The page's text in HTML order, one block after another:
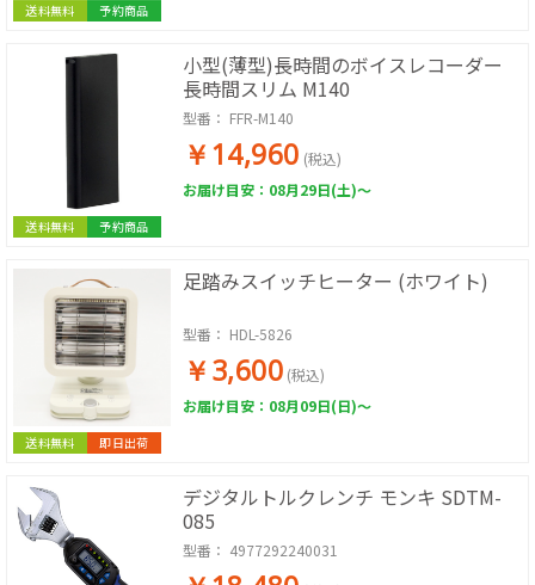
送料無料 予約商品
送料無料 予約商品
小型(薄型)長時間のボイスレコーダー
長時間スリム M140
型番： FFR-M140
￥14,960 (税込)
お届け目安：08月29日(土)～
送料無料 即日出荷
足踏みスイッチヒーター (ホワイト)
型番： HDL-5826
￥3,600 (税込)
お届け目安：08月09日(日)～
デジタルトルクレンチ モンキ SDTM-
085
型番： 4977292240031